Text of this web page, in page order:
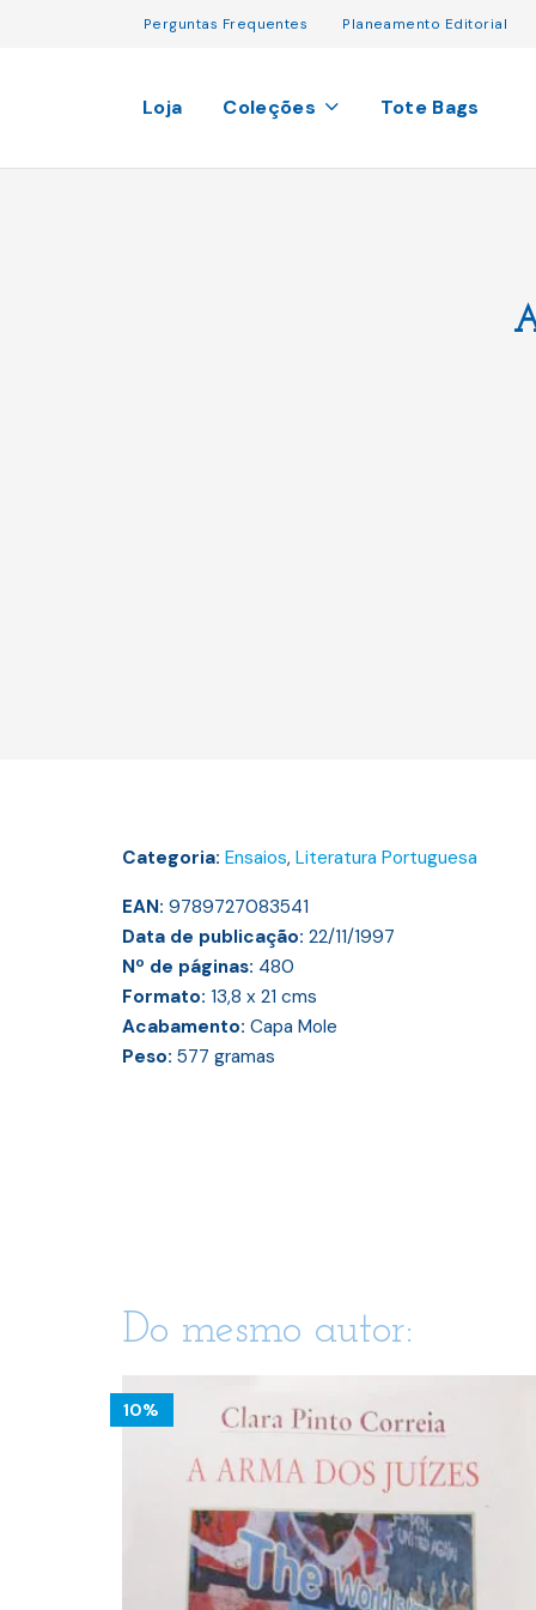
Perguntas Frequentes Planeamento Editorial
Loja Coleções Tote Bags
Categoria: Ensaios, Literatura Portuguesa
EAN: 9789727083541
Data de publicação: 22/11/1997
Nº de páginas: 480
Formato: 13,8 x 21 cms
Acabamento: Capa Mole
Peso: 577 gramas
Do mesmo autor:
10%